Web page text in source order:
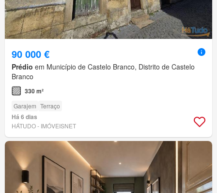
90 000 €
Prédio em Município de Castelo Branco, Distrito de Castelo
Branco
330 m²
Garajem Terraço
Há 6 dias
HÁTUDO - IMÓVEISNET